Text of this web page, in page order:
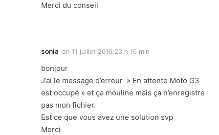
Merci du conseil
sonia on 11 juillet 2016 23 h 16 min
bonjour
J’ai le message d’erreur » En attente Moto G3
est occupé » et ça mouline mais ça n’enregistre
pas mon fichier.
Est ce que vous avez une solution svp
Merci